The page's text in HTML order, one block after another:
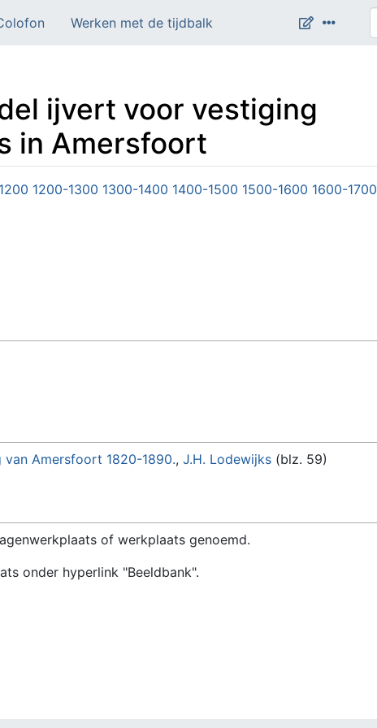
Werken met de tijdbalk
ijvert voor vestiging
in Amersfoort
1200-1300 1300-1400 1400-1500 1500-1600 1600-1700
Amersfoort 1820-1890., J.H. Lodewijks(blz. 59)
of werkplaats genoemd.
onder hyperlink "Beeldbank".